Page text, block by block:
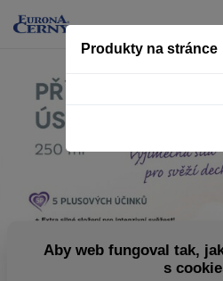
Produkty na stránce
Aby web fungoval tak,
s